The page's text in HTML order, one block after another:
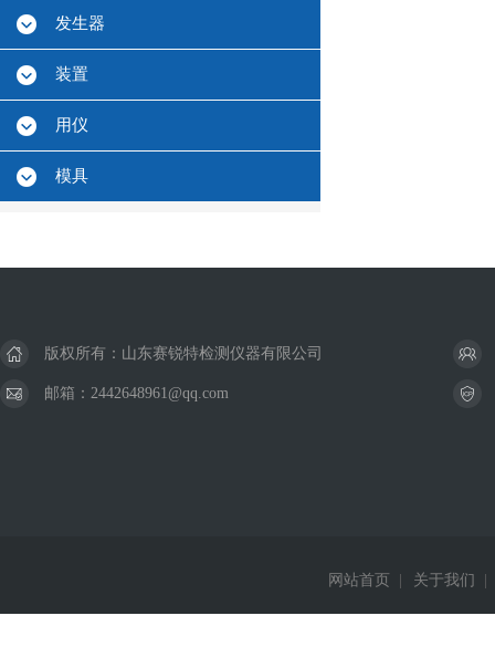
发生器
装置
用仪
模具
版权所有：山东赛锐特检测仪器有限公司
邮箱：2442648961@qq.com
网站首页 关于我们